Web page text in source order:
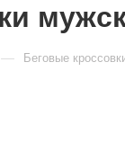
— Беговые